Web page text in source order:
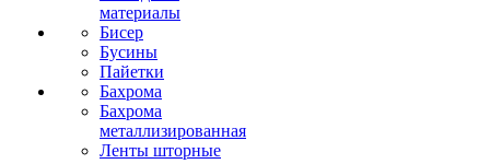
материалы
Бисер
Бусины
Пайетки
Бахрома
Бахрома
металлизированная
Ленты шторные